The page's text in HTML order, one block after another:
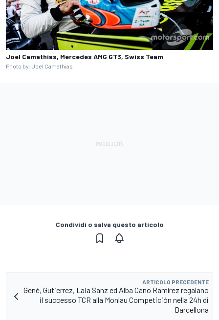
Joel Camathias, Mercedes AMG GT3, Swiss Team
Photo by: Joel Camathias
Condividi o salva questo articolo
ARTICOLO PRECEDENTE
Gené, Gutierrez, Laia Sanz ed Alba Cano Ramírez regalano
il successo TCR alla Monlau Competición nella 24h di
Barcellona